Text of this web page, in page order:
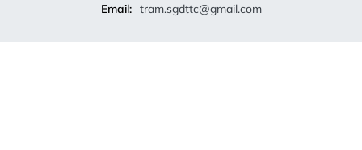
Email: tram.sgdttc@gmail.com